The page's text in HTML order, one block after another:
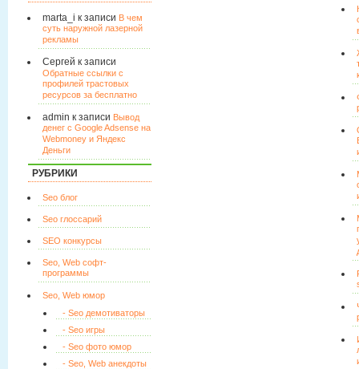
marta_i к записи В чем
суть наружной лазерной
рекламы
Сергей к записи
Обратные ссылки с
профилей трастовых
ресурсов за бесплатно
admin к записи Вывод
денег с Google Adsense на
Webmoney и Яндекс
Деньги
РУБРИКИ
Seo блог
Seo глоссарий
SEO конкурсы
Seo, Web софт-
программы
Seo, Web юмор
- Seo демотиваторы
- Seo игры
- Seo фото юмор
- Seo, Web анекдоты